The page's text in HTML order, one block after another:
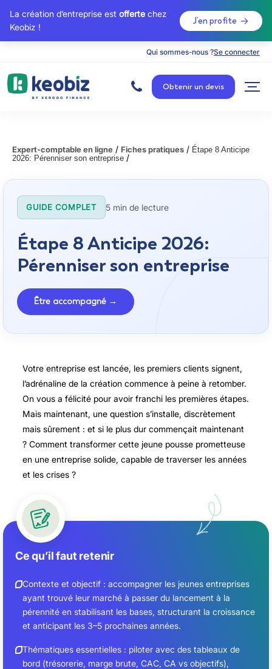
La création d’entreprise est offerte chez
Keobiz !
J’en profite
Qui sommes-nous ?Se connecter
c
c
u
Obtenir un devis
Expert-comptable en ligne / Fiches pratiques / Étape 8 Anticipe
2026: Pérenniser son entreprise /
GUIDE COMPLET 5 min de lecture
Étape 8 Anticipe 2026:
Pérenniser son entreprise
Être accompagné →
Votre entreprise est lancée, les premiers clients signent,
l’adrénaline de la création commence à peine à retomber.
On vous a félicité pour avoir franchi les premières étapes.
Mais maintenant, une question s’installe, discrètement
mais sûrement : et si le plus dur commençait maintenant
? Comment transformer cette jeune pousse prometteuse
en une entreprise solide, capable de traverser les années
et les crises ?
Ce qu’il faut retenir
Contexte et objectif : accompagner les jeunes entreprises
ayant trouvé leur marché à passer du lancement à la
pérennité en stabilisant les bases, structurant la croissance
et anticipant les 3–5 prochaines années.
Thématiques essentielles : piloter avec des tableaux de
bord (trésorerie, marge brute, CAC, CA vs objectifs),